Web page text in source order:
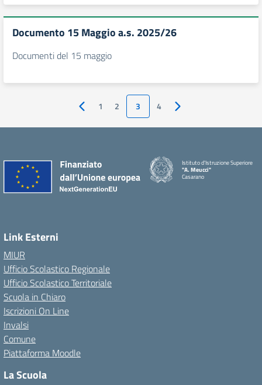
Documento 15 Maggio a.s. 2025/26
Documenti del 15 maggio
Pagina precedente
1 2 3 4 Pagina successiva
Istituto d'Istruzione Superiore
"A. Meucci"
Casarano
Link Esterni
MIUR
Ufficio Scolastico Regionale
Ufficio Scolastico Territoriale
Scuola in Chiaro
Iscrizioni On Line
Invalsi
Comune
Piattaforma Moodle
La Scuola